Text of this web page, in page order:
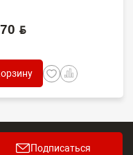
BYN
Подписаться